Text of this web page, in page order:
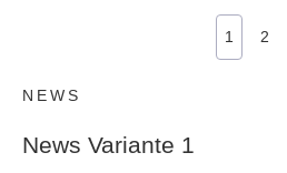
1 2
NEWS
News Variante 1